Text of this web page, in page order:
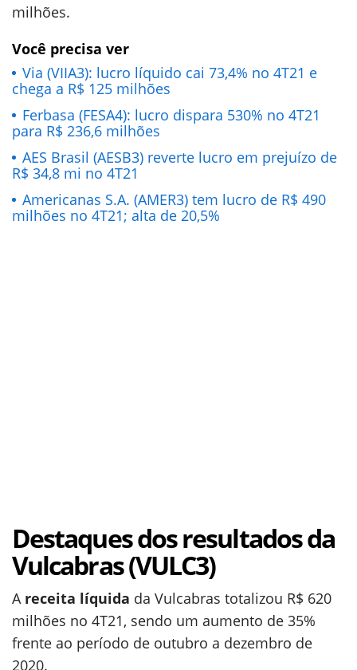
milhões.
Você precisa ver
Via (VIIA3): lucro líquido cai 73,4% no 4T21 e
chega a R$ 125 milhões
Ferbasa (FESA4): lucro dispara 530% no 4T21
para R$ 236,6 milhões
AES Brasil (AESB3) reverte lucro em prejuízo de
R$ 34,8 mi no 4T21
Americanas S.A. (AMER3) tem lucro de R$ 490
milhões no 4T21; alta de 20,5%
Destaques dos resultados da
Vulcabras (VULC3)
A receita líquida da Vulcabras totalizou R$ 620
milhões no 4T21, sendo um aumento de 35%
frente ao período de outubro a dezembro de
2020.